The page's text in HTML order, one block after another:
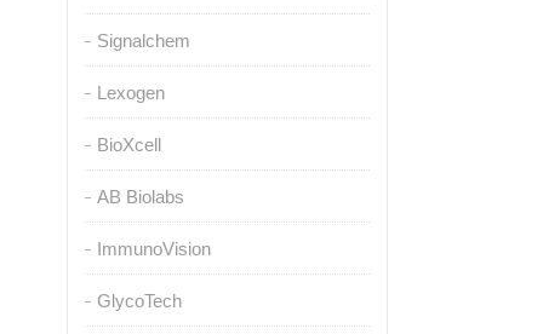
Signalchem
Lexogen
BioXcell
AB Biolabs
ImmunoVision
GlycoTech